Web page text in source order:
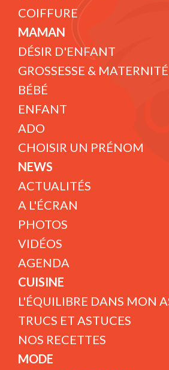
COIFFURE
MAMAN
DÉSIR D'ENFANT
GROSSESSE & MATERNITÉ
BÉBÉ
ENFANT
ADO
CHOISIR UN PRÉNOM
NEWS
ACTUALITÉS
A L'ÉCRAN
PHOTOS
VIDÉOS
AGENDA
CUISINE
L'ÉQUILIBRE DANS MON
TRUCS ET ASTUCES
NOS RECETTES
MODE